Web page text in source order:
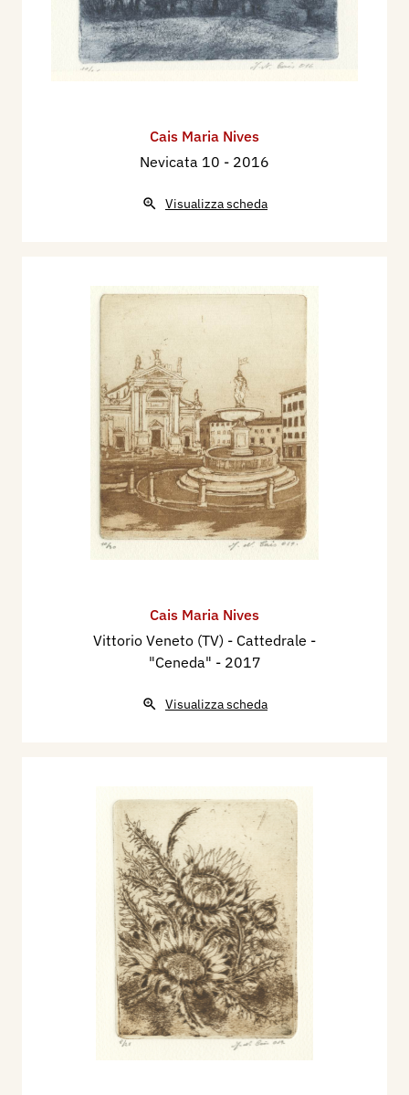
Cais Maria Nives
Nevicata 10 - 2016
Visualizza scheda
Cais Maria Nives
Vittorio Veneto (TV) - Cattedrale -
"Ceneda" - 2017
Visualizza scheda